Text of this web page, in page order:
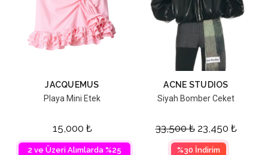
JACQUEMUS
Playa Mini Etek
15,000 ₺
2 ve Üzeri Alımlarda %25
ACNE STUDIOS
Siyah Bomber Ceket
33,500₺ 23,450 ₺
%30 İndirim